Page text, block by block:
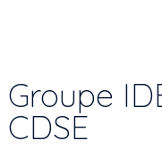
Groupe
CDSE